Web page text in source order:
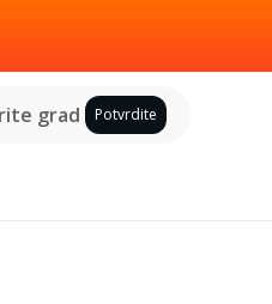
grad Potvrdite